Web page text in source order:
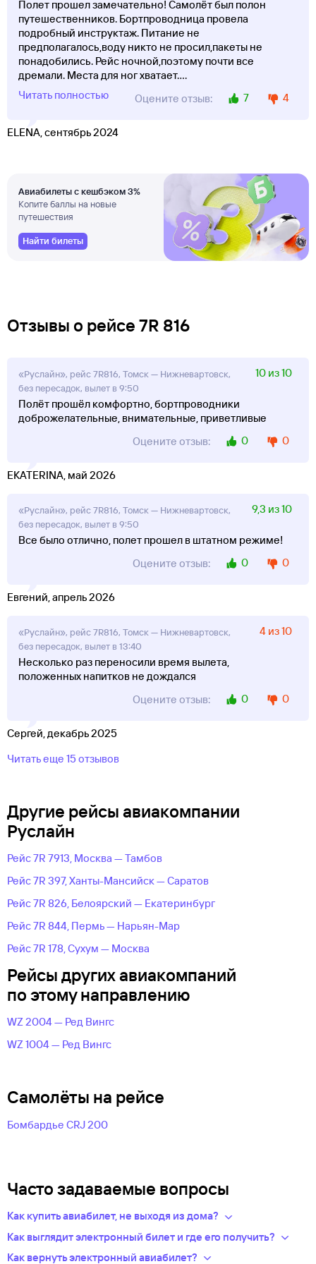
Полет прошел замечательно! Самолёт был полон
путешественников. Бортпроводница провела
подробный инструктаж. Питание не
предполагалось,воду никто не просил,пакеты не
понадобились. Рейс ночной,поэтому почти все
дремали. Места для ног хватает....
Читать полностью
Оцените отзыв: 7 4
ELENA, сентябрь 2024
Авиабилеты с кешбэком 3%
Копите баллы на новые
путешествия
Найти билеты
Отзывы о рейсе 7R 816
«Руслайн», рейс 7R816, Томск — Нижневартовск,
без пересадок, вылет в 9:50
10 из 10
Полёт прошёл комфортно, бортпроводники
доброжелательные, внимательные, приветливые
Оцените отзыв:
0 0
EKATERINA, май 2026
«Руслайн», рейс 7R816, Томск — Нижневартовск,
без пересадок, вылет в 9:50
9,3 из 10
Все было отлично, полет прошел в штатном режиме!
Оцените отзыв:
0 0
Евгений, апрель 2026
«Руслайн», рейс 7R816, Томск — Нижневартовск,
без пересадок, вылет в 13:40
4 из 10
Несколько раз переносили время вылета,
положенных напитков не дождался
Оцените отзыв:
0 0
Сергей, декабрь 2025
Читать еще 15 отзывов
Другие рейсы авиакомпании
Руслайн
Рейс 7R 7913, Москва — Тамбов
Рейс 7R 397, Ханты-Мансийск — Саратов
Рейс 7R 826, Белоярский — Екатеринбург
Рейс 7R 844, Пермь — Нарьян-Мар
Рейс 7R 178, Сухум — Москва
Рейсы других авиакомпаний
по этому направлению
WZ 2004 — Ред Вингс
WZ 1004 — Ред Вингс
Самолёты на рейсе
Бомбардье CRJ 200
Часто задаваемые вопросы
Как купить авиабилет, не выходя из дома?
Укажите в нужных полях маршрут, дату поездки и число
Как выглядит электронный билет и где его получить?
После оплаты на сайте, в базе данных авиакомпании
Как вернуть электронный авиабилет?